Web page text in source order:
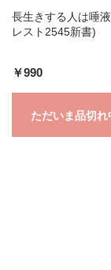
長生きする人は唾
レスト2545新書)
￥990
ただいま品切れ